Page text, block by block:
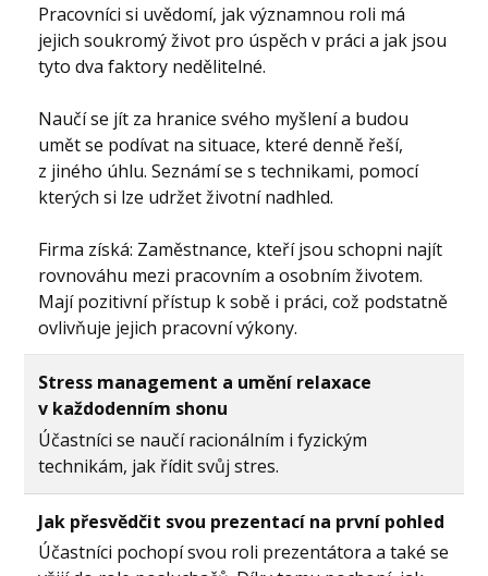
Pracovníci si uvědomí, jak významnou roli má
jejich soukromý život pro úspěch v práci a jak jsou
tyto dva faktory nedělitelné.
Naučí se jít za hranice svého myšlení a budou
umět se podívat na situace, které denně řeší,
z jiného úhlu. Seznámí se s technikami, pomocí
kterých si lze udržet životní nadhled.
Firma získá: Zaměstnance, kteří jsou schopni najít
rovnováhu mezi pracovním a osobním životem.
Mají pozitivní přístup k sobě i práci, což podstatně
ovlivňuje jejich pracovní výkony.
Stress management a umění relaxace
v každodenním shonu
Účastníci se naučí racionálním i fyzickým
technikám, jak řídit svůj stres.
Jak přesvědčit svou prezentací na první pohled
Účastníci pochopí svou roli prezentátora a také se